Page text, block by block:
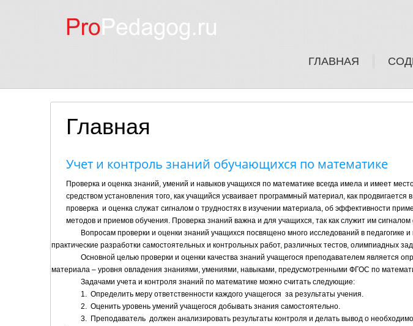
ГЛАВНАЯ
Главная
Учет и контроль знаний обучающихся по математике
Проверка и оценка знаний, умений и навыков учащихся по математике всегда имела и имеет
средством установления того, как учащийся усваивает программный материал, как
проверка и оценка служат сигналом о трудностях в изучении материала, об эффективности
методов и приемов обучения. Проверка знаний важна и для учащихся, так как служит им
Вопросам проверки и оценки знаний учащихся посвящено много исследований в педагогике
практические разработки самостоятельных и контрольных работ, различных тестов, олимпиадных
Основной целью проверки и оценки качества знаний учащегося преподавателем является
материала – уровня овладения знаниями, умениями, навыками, предусмотренными ФГОС по
Задачами учета и контроля знаний по математике можно считать следующие:
1. Определить меру ответственности каждого учащегося за результаты учения.
2. Оценить уровень умений учащегося добывать знания самостоятельно.
3. Преподаватель должен анализировать результаты контроля и делать вывод о